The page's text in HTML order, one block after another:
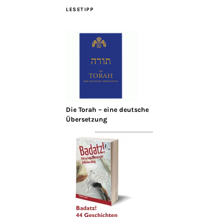
LESETIPP
Die Torah – eine deutsche
Übersetzung